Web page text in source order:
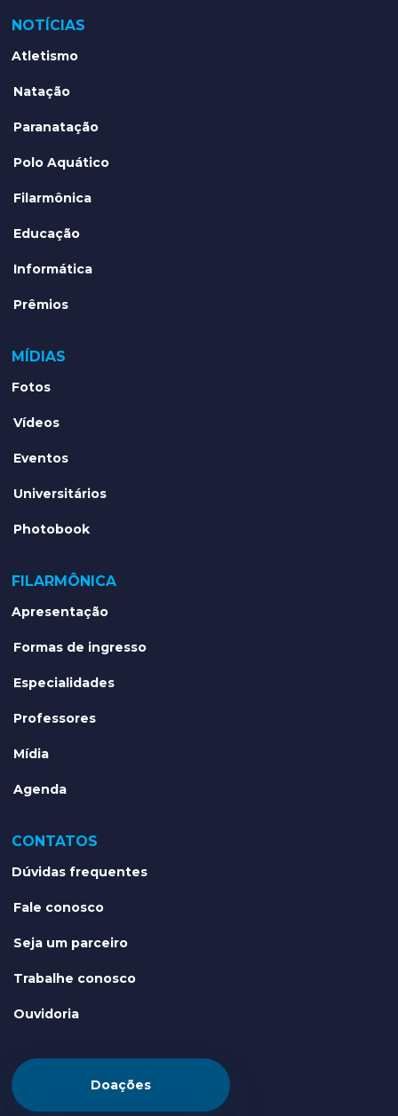
NOTÍCIAS
Atletismo
Natação
Paranatação
Polo Aquático
Filarmônica
Educação
Informática
Prêmios
MÍDIAS
Fotos
Vídeos
Eventos
Universitários
Photobook
FILARMÔNICA
Apresentação
Formas de ingresso
Especialidades
Professores
Mídia
Agenda
CONTATOS
Dúvidas frequentes
Fale conosco
Seja um parceiro
Trabalhe conosco
Ouvidoria
Doações